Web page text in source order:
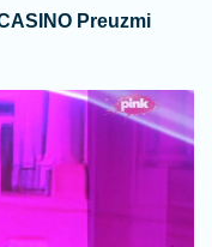
Preuzmi